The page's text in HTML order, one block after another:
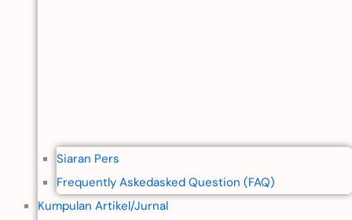
Siaran Pers
Frequently Askedasked Question (FAQ)
Kumpulan Artikel/Jurnal